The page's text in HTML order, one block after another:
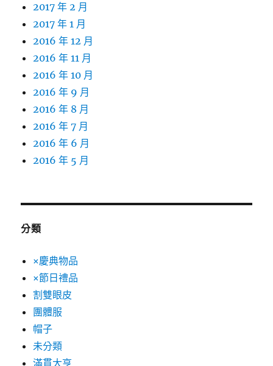
2017 年 2 月
2017 年 1 月
2016 年 12 月
2016 年 11 月
2016 年 10 月
2016 年 9 月
2016 年 8 月
2016 年 7 月
2016 年 6 月
2016 年 5 月
分類
×慶典物品
×節日禮品
割雙眼皮
團體服
帽子
未分類
滿貫大亨